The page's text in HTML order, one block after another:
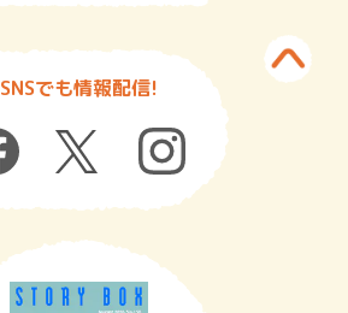
SNSでも情報配信!